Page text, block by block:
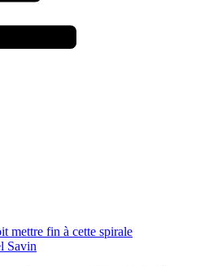
mettre fin à cette spirale
Savin